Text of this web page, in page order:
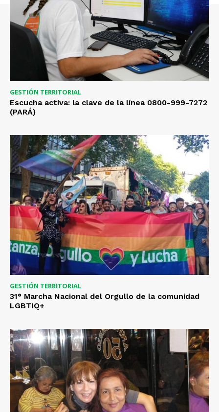
GESTIÓN TERRITORIAL
Escucha activa: la clave de la línea 0800-999-7272
(PARÁ)
GESTIÓN TERRITORIAL
31° Marcha Nacional del Orgullo de la comunidad
LGBTIQ+